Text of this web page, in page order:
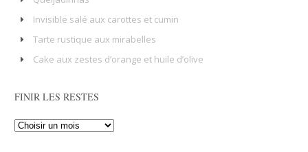
Invisible salé aux carottes et cumin
Tarte rustique aux mirabelles
Cake aux zestes d’orange et huile d’olive
FINIR LES RESTES